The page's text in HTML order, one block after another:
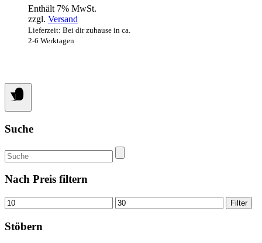
Enthält 7% MwSt.
zzgl. Versand
Lieferzeit: Bei dir zuhause in ca.
2-6 Werktagen
Suche
Suchen
nach:
Nach Preis filtern
Min.
Preis
Max.
Preis
Filter
Stöbern